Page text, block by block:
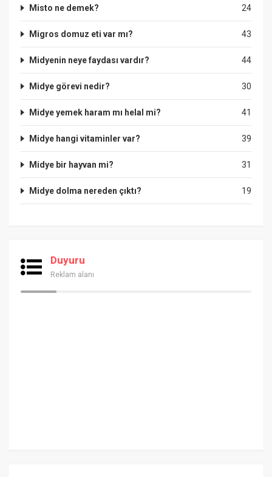
24
Misto ne demek?
43
Migros domuz eti var mı?
44
Midyenin neye faydası vardır?
30
Midye görevi nedir?
41
Midye yemek haram mı helal mi?
39
Midye hangi vitaminler var?
31
Midye bir hayvan mi?
19
Midye dolma nereden çıktı?
Duyuru
Reklam alanı